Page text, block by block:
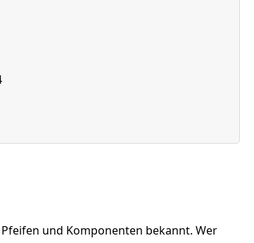
und Komponenten bekannt. Wer